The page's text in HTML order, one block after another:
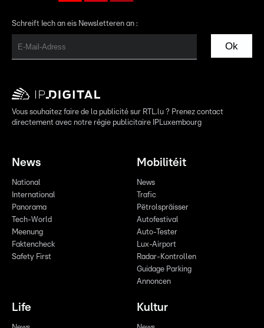
Schreift Iech an eis Newsletteren an :
Ok
Vous souhaitez faire de la publicité sur RTL.lu ? Prenez contact
directement avec notre régie publicitaire IPLuxembourg
News
National
International
Panorama
Tech-World
Meenung
Faktencheck
Safety First
Mobilitéit
News
Trafic
Pëtrolspräisser
Autofestival
Auto-Tester
Lux-Airport
Radar-Kontrollen
Guidage Parking
Annoncen
Life Kultur